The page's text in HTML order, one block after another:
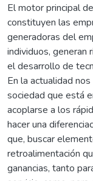
El motor principal
constituyen las
generadoras del
individuos, generan
el desarrollo de
En la actualidad
sociedad que está
acoplarse a los
hacer una
que, buscar
retroalimentación
ganancias, tanto